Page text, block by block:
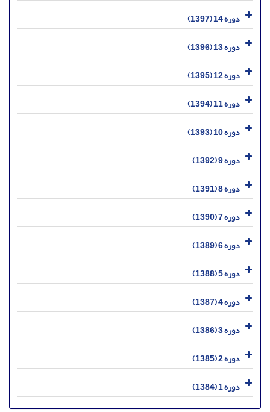
دوره 14 (1397)
دوره 13 (1396)
دوره 12 (1395)
دوره 11 (1394)
دوره 10 (1393)
دوره 9 (1392)
دوره 8 (1391)
دوره 7 (1390)
دوره 6 (1389)
دوره 5 (1388)
دوره 4 (1387)
دوره 3 (1386)
دوره 2 (1385)
دوره 1 (1384)